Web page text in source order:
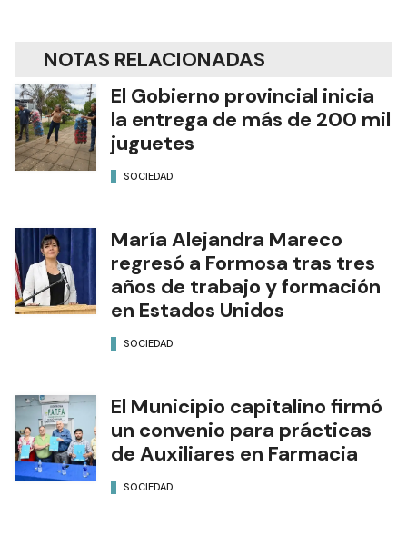
NOTAS RELACIONADAS
El Gobierno provincial inicia
la entrega de más de 200 mil
juguetes
SOCIEDAD
María Alejandra Mareco
regresó a Formosa tras tres
años de trabajo y formación
en Estados Unidos
SOCIEDAD
El Municipio capitalino firmó
un convenio para prácticas
de Auxiliares en Farmacia
SOCIEDAD